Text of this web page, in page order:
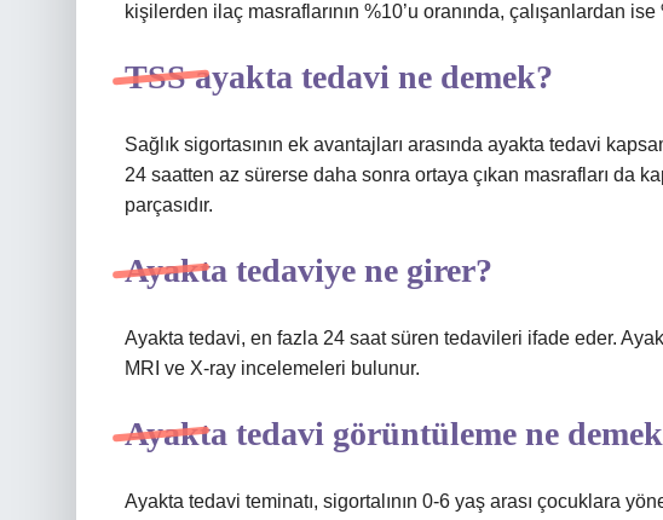
kişilerden ilaç masraflarının %10’u oranında, çalışanlardan ise
TSS ayakta tedavi ne demek?
Sağlık sigortasının ek avantajları arasında ayakta tedavi
24 saatten az sürerse daha sonra ortaya çıkan masrafları da
parçasıdır.
Ayakta tedaviye ne girer?
Ayakta tedavi, en fazla 24 saat süren tedavileri ifade eder.
MRI ve X-ray incelemeleri bulunur.
Ayakta tedavi görüntüleme ne
Ayakta tedavi teminatı, sigortalının 0-6 yaş arası çocuklara